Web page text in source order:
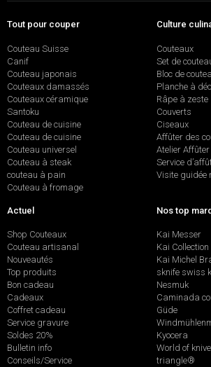
Tout pour couper
Couteau Suisse
Canif
Couteau japonais
Couteaux damassés
Couteaux céramique
Santoku
Couteau de cuisine
Couteau de cuisine
Couteau universel
Couteau à steak
couteau à pain
Couteau à fromage
Culture
Couteaux
Set de
Bloc de
Planche à
Râpe à zeste
Couverts
Ciseaux
Affûter des
Atelier
Service
Visite guidée
Actuel
Shop Couteaux
Couteau artisanal
Nouveautés
Top produits
Bon cadeau
Cadeaux
Coffret cadeau
Service gravure
Soldes 20%
Bulletin info
Conseils/Service
Nos top
Kai Messer
Kai
Kai Michel
sknife swiss
Nesmuk
Caminada
Güde
Kyocera
World of
triangle®